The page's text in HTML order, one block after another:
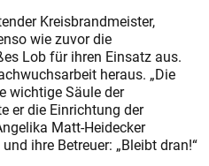
Kreisbrandmeister,
wie zuvor die
Lob für ihren Einsatz aus.
heraus. „Die
wichtige Säule der
er die Einrichtung der
Matt-Heidecker
ihre Betreuer: „Bleibt dran!“